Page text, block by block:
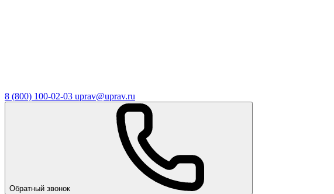
8 (800) 100-02-03 uprav@uprav.ru
Обратный звонок